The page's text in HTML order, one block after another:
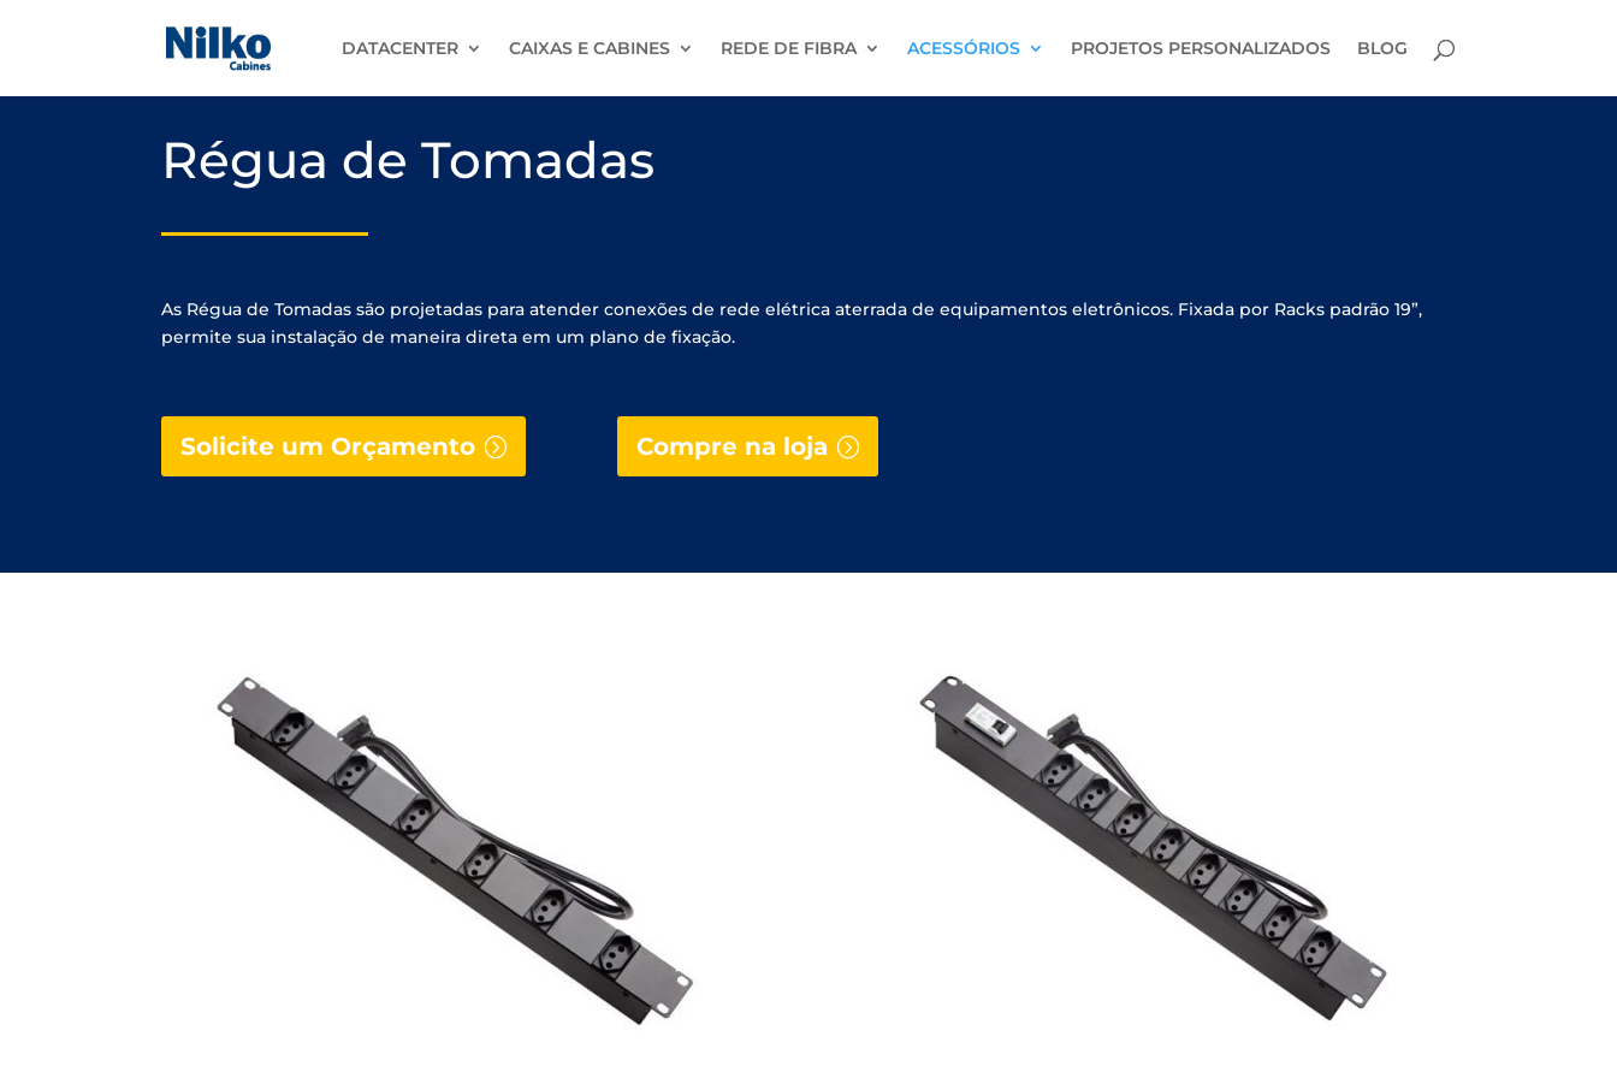
DATACENTER CAIXAS E CABINES REDE DE FIBRA ACESSÓRIOS PROJETOS PERSONALIZADOS BLOG
Régua de Tomadas
As Régua de Tomadas são projetadas para atender conexões de rede elétrica aterrada de equipamentos eletrônicos. Fixada por Racks padrão 19”,
permite sua instalação de maneira direta em um plano de fixação.
Solicite um Orçamento Compre na loja